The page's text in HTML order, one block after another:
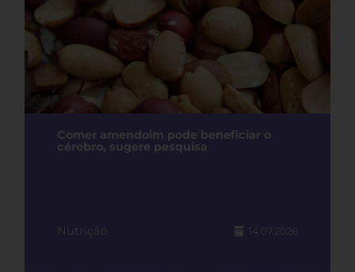
Comer amendoim pode beneficiar o
cérebro, sugere pesquisa
Nutrição 14.07.2026